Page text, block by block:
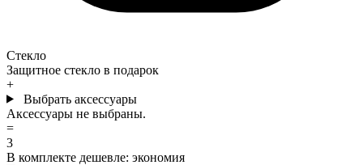
Стекло
Защитное стекло в подарок
+
Выбрать аксессуары
Аксессуары не выбраны.
=
3
В комплекте дешевле: экономия